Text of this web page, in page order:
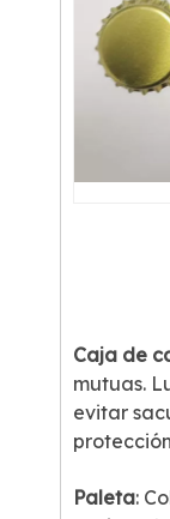
Caja de
mutuas.
evitar
Paleta: